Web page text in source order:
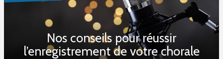
Nos conseils pour réussir
l’enregistrement de votre chorale